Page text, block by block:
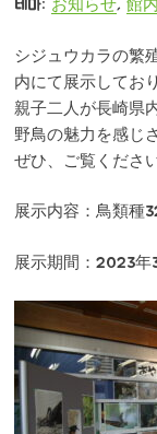
테마: お知らせ, 館
シジュウカラの繁
内にて展示してお
親子二人が長崎県
野鳥の魅力を感じ
ぜひ、ご覧くださ
展示内容：鳥類種
展示期間：2023年